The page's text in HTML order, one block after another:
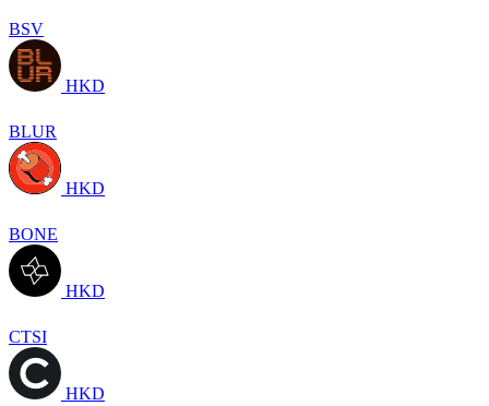
BSV
HKD
BLUR
HKD
BONE
HKD
CTSI
HKD